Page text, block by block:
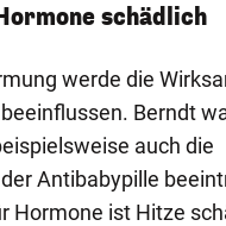
schädlich
werde die
Berndt
auch die
Antibabypille
Hormone ist Hitze